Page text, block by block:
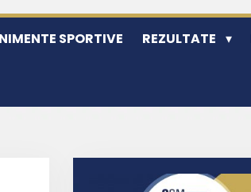
SPORTIVE REZULTATE